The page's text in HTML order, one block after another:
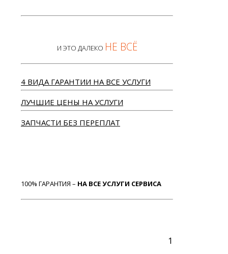
И ЭТО ДАЛЕКО НЕ ВСЁ
4 ВИДА ГАРАНТИИ НА ВСЕ УСЛУГИ
ЛУЧШИЕ ЦЕНЫ НА УСЛУГИ
ЗАПЧАСТИ БЕЗ ПЕРЕПЛАТ
100% ГАРАНТИЯ – НА ВСЕ УСЛУГИ СЕРВИСА
1